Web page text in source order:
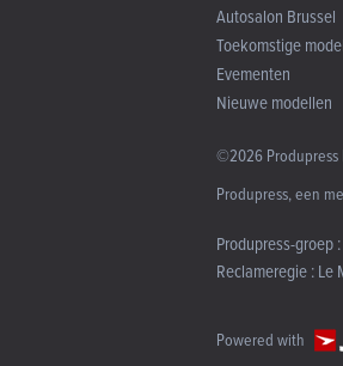
Autosalon Brussel
Toekomstige
Evementen
Nieuwe modellen
©2026 Produpress
Produpress, een
Produpress-groep :
Reclameregie :Le
Powered with